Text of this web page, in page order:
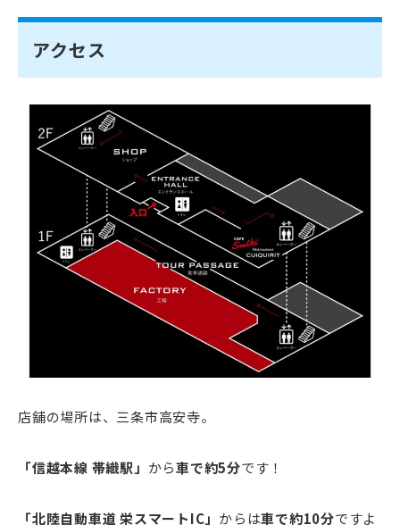
アクセス
店舗の場所は、三条市高安寺。
「信越本線 帯織駅」 から車で約5分です！
「北陸自動車道 栄スマートIC」 からは車で約10分ですよ